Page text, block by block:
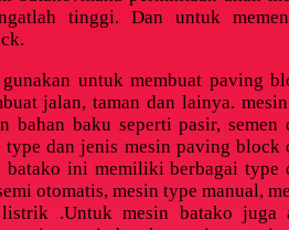
tinggi. Dan untuk
untuk membuat paving
jalan, taman dan lainya.
bahan baku seperti pasir, semen
type dan jenis mesin paving block
batako ini memiliki berbagai type
otomatis, mesin type manual,
.Untuk mesin batako juga